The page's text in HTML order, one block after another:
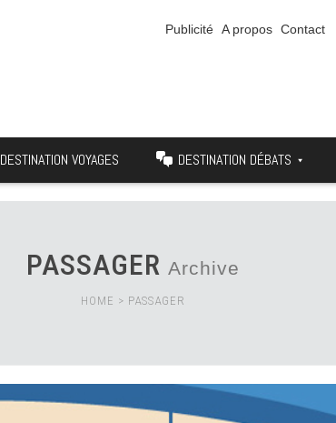
Publicité A propos Contact
DESTINATION VOYAGES DESTINATION DÉBATS
PASSAGER Archive
HOME > PASSAGER